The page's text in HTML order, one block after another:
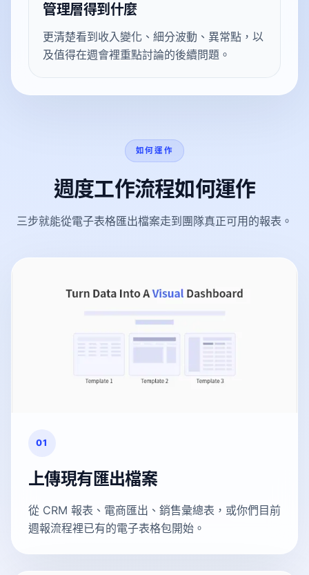
管理層得到什麼
更清楚看到收入變化、細分波動、異常點，以
及值得在週會裡重點討論的後續問題。
如何運作
週度工作流程如何運作
三步就能從電子表格匯出檔案走到團隊真正可用的報表。
01
上傳現有匯出檔案
從 CRM 報表、電商匯出、銷售彙總表，或你們目前
週報流程裡已有的電子表格包開始。